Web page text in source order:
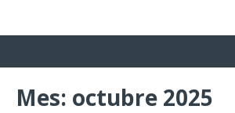
Mes: octubre 2025